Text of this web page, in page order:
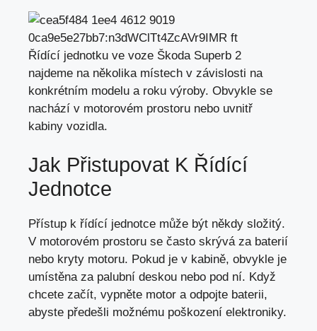
Řídící jednotku ve voze Škoda Superb 2
najdeme na několika místech v závislosti na
konkrétním modelu a roku výroby. Obvykle se
nachází v motorovém prostoru nebo uvnitř
kabiny vozidla.
Jak Přistupovat K Řídící
Jednotce
Přístup k řídící jednotce může být někdy složitý.
V motorovém prostoru se často skrývá za baterií
nebo kryty motoru. Pokud je v kabině, obvykle je
umístěna za palubní deskou nebo pod ní. Když
chcete začít, vypněte motor a odpojte baterii,
abyste předešli možnému poškození elektroniky.